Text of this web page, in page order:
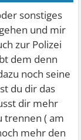
sonstiges
und mir
zur Polizei
dem denn
noch seine
du dir das
dir mehr
trennen ( am
mehr den